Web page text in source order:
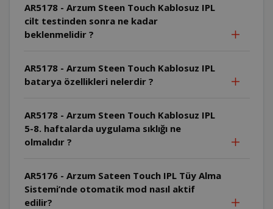
AR5178 - Arzum Steen Touch Kablosuz IPL
cilt testinden sonra ne kadar
beklenmelidir ?
AR5178 - Arzum Steen Touch Kablosuz IPL
batarya özellikleri nelerdir ?
AR5178 - Arzum Steen Touch Kablosuz IPL
5-8. haftalarda uygulama sıklığı ne
olmalıdır ?
AR5176 - Arzum Sateen Touch IPL Tüy Alma
Sistemi’nde otomatik mod nasıl aktif
edilir?